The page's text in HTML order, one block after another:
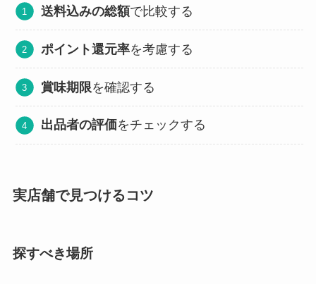
送料込みの総額で比較する
ポイント還元率を考慮する
賞味期限を確認する
出品者の評価をチェックする
実店舗で見つけるコツ
探すべき場所